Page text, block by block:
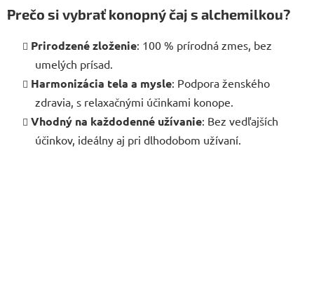
Prečo si vybrať konopný čaj s alchemilkou?
Prirodzené zloženie: 100 % prírodná zmes, bez
umelých prísad.
Harmonizácia tela a mysle: Podpora ženského
zdravia, s relaxačnými účinkami konope.
Vhodný na každodenné užívanie: Bez vedľajších
účinkov, ideálny aj pri dlhodobom užívaní.